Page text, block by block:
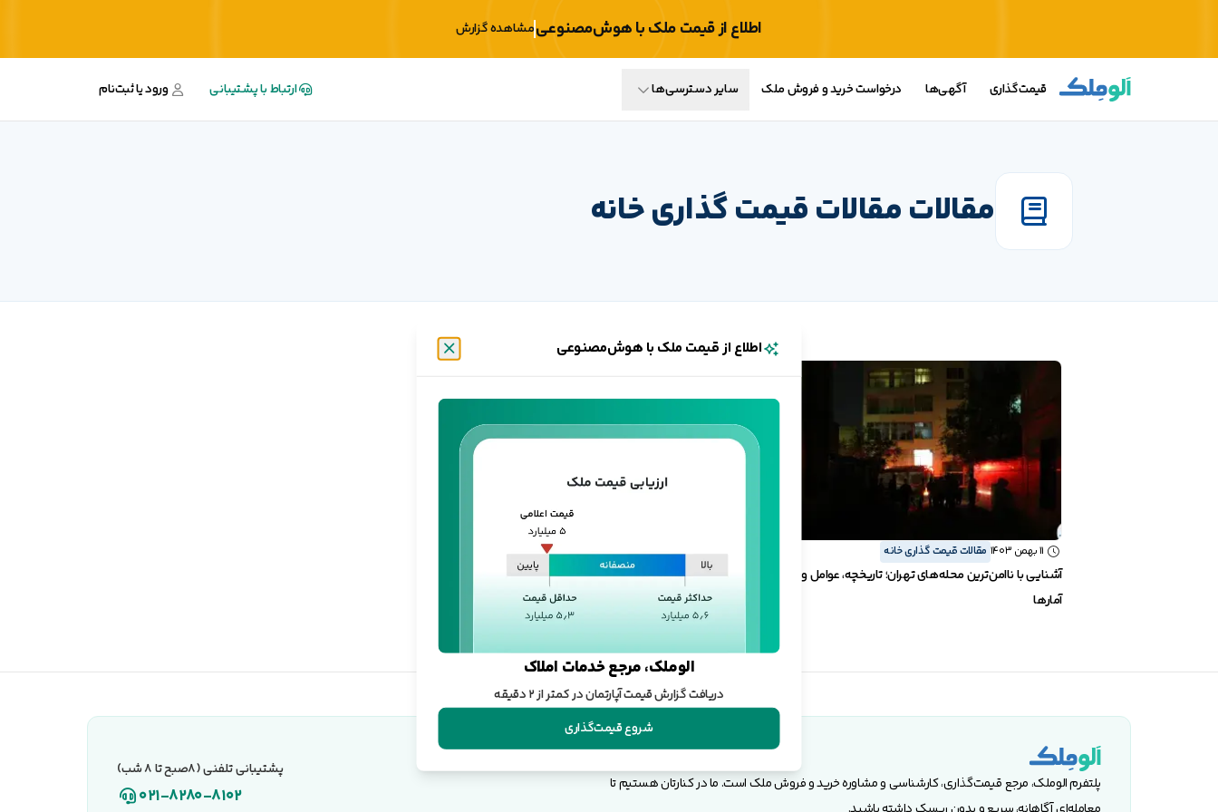
اطلاع از قیمت ملک با هوش‌مصنوعیمشاهده گزارش
قیمت‌گذاری آگهی‌ها درخواست خرید و فروش ملک سایر دسترسی‌ها ارتباط با پشتیبانی ورود یا ثبت‌نام
مقالات مقالات قیمت گذاری خانه
11 بهمن 1403 مقالات قیمت گذاری خانه
آشنایی با ناامن‌ترین محله‌های تهران؛ تاریخچه، عوامل و
آمارها
پلتفرم الوملک، مرجع قیمت‌گذاری، کارشناسی و مشاوره خرید و فروش ملک است. ما در کنارتان هستیم تا
پشتیبانی تلفنی (۸صبح تا ۸ شب)
021-8280-8102
اطلاع از قیمت ملک با هوش‌مصنوعی
الوملک، مرجع خدمات املاک
دریافت گزارش قیمت آپارتمان در کمتر از ۲ دقیقه
شروع قیمت‌گذاری